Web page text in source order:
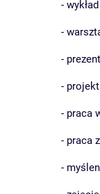
- wykład
-
-
- projekt
- praca
- praca
-